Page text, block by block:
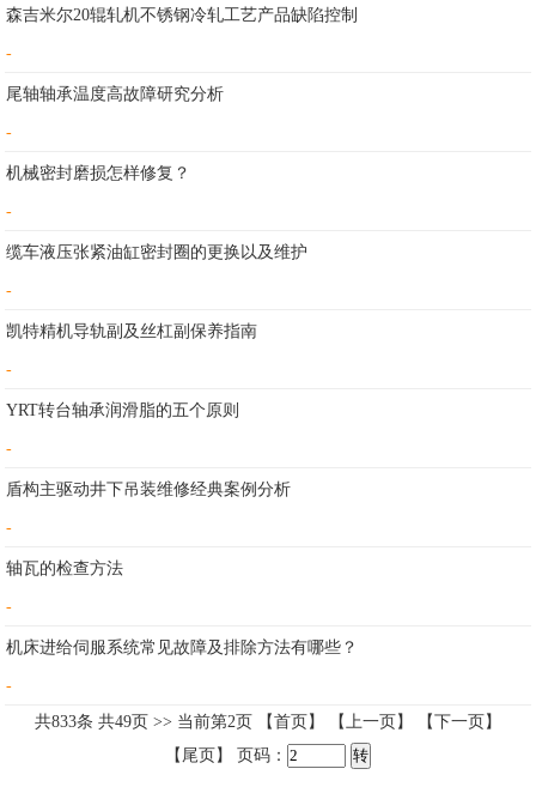
森吉米尔20辊轧机不锈钢冷轧工艺产品缺陷控制
-
尾轴轴承温度高故障研究分析
-
机械密封磨损怎样修复？
-
缆车液压张紧油缸密封圈的更换以及维护
-
凯特精机导轨副及丝杠副保养指南
-
YRT转台轴承润滑脂的五个原则
-
盾构主驱动井下吊装维修经典案例分析
-
轴瓦的检查方法
-
机床进给伺服系统常见故障及排除方法有哪些？
-
共833条 共49页 >> 当前第2页 【首页】 【上一页】
【下一页】
【尾页】
页码：